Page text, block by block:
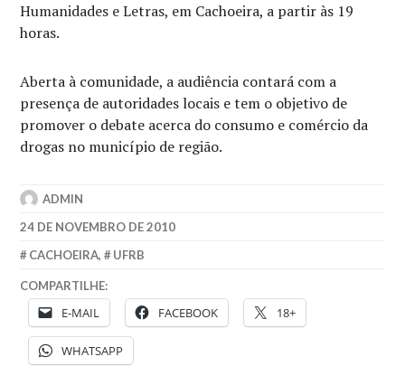
Humanidades e Letras, em Cachoeira, a partir às 19
horas.
Aberta à comunidade, a audiência contará com a
presença de autoridades locais e tem o objetivo de
promover o debate acerca do consumo e comércio da
drogas no município de região.
ADMIN
24 DE NOVEMBRO DE 2010
CACHOEIRA, UFRB
COMPARTILHE:
E-MAIL FACEBOOK 18+
WHATSAPP